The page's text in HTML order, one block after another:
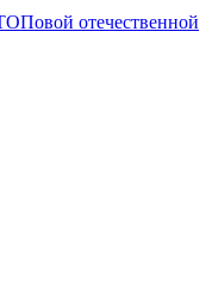
отечественной